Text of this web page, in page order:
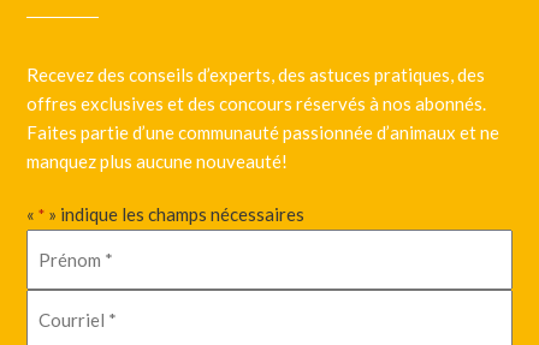
Recevez des conseils d’experts, des astuces pratiques, des
offres exclusives et des concours réservés à nos abonnés.
Faites partie d’une communauté passionnée d’animaux et ne
manquez plus aucune nouveauté!
«* » indique les champs nécessaires